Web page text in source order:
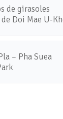
de girasoles
Doi Mae U-
– Pha Suea